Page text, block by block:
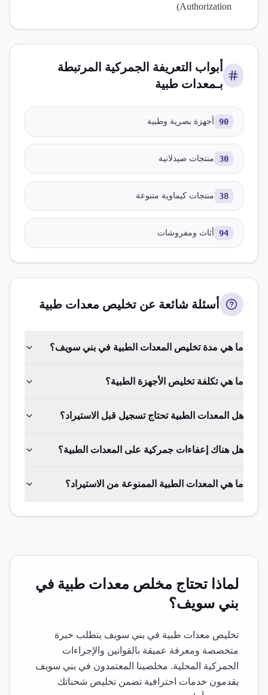
Authorization)
أبواب التعريفة الجمركية المرتبطة
بـمعدات طبية
90 أجهزة بصرية وطبية
30 منتجات صيدلانية
38 منتجات كيماوية متنوعة
94 أثاث ومفروشات
أسئلة شائعة عن تخليص معدات طبية
ما هي مدة تخليص المعدات الطبية في بني سويف؟
ما هي تكلفة تخليص الأجهزة الطبية؟
هل المعدات الطبية تحتاج تسجيل قبل الاستيراد؟
هل هناك إعفاءات جمركية على المعدات الطبية؟
ما هي المعدات الطبية الممنوعة من الاستيراد؟
لماذا تحتاج مخلص معدات طبية في
بني سويف؟
تخليص معدات طبية في بني سويف يتطلب خبرة
متخصصة ومعرفة عميقة بالقوانين والإجراءات
الجمركية المحلية. مخلصينا المعتمدون في بني سويف
يقدمون خدمات احترافية تضمن تخليص شحناتك